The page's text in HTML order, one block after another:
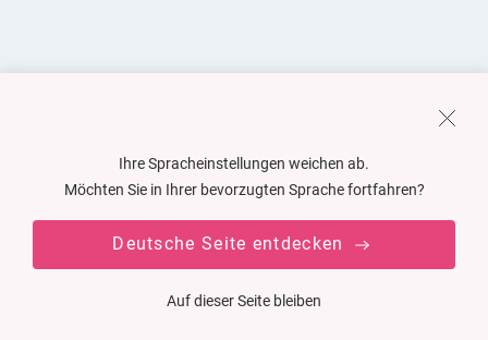
Ihre Spracheinstellungen weichen ab.
Möchten Sie in Ihrer bevorzugten Sprache fortfahren?
Deutsche Seite entdecken
Auf dieser Seite bleiben